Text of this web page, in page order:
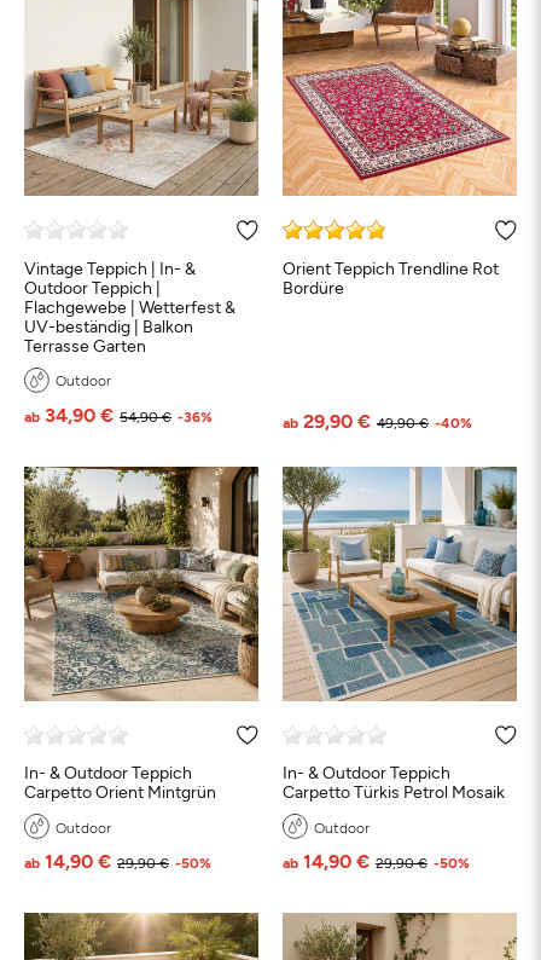
Vintage Teppich | In- &
Outdoor Teppich |
Flachgewebe | Wetterfest &
UV-beständig | Balkon
Terrasse Garten
Outdoor
54,90 €
ab 34,90 € -36%
Orient Teppich Trendline Rot
Bordüre
49,90 €
ab 29,90 € -40%
In- & Outdoor Teppich
Carpetto Orient Mintgrün
Outdoor
29,90 €
ab 14,90 € -50%
In- & Outdoor Teppich
Carpetto Türkis Petrol Mosaik
Outdoor
29,90 €
ab 14,90 € -50%